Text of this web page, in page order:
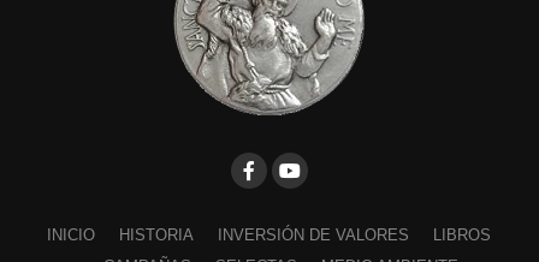
INICIO HISTORIA INVERSIÓN DE VALORES
LIBROS